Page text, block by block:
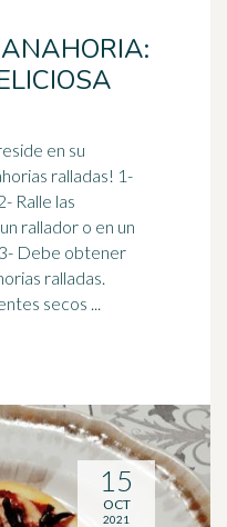
en su
ralladas! 1-
rallador o en un
ralladas.
Preparación de los ingredientes secos ...
15
OCT
2021